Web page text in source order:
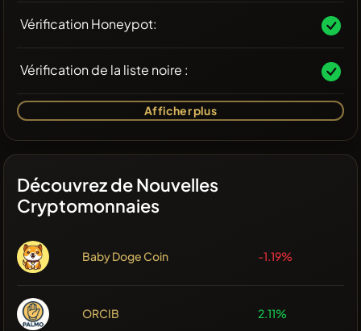
Vérification Honeypot:
Vérification de la liste noire :
Afficher plus
Découvrez de Nouvelles
Cryptomonnaies
Baby Doge Coin -1.19%
ORCIB 2.11%